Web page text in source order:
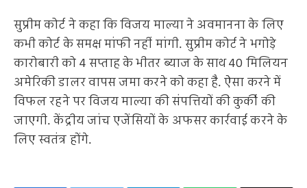
सुप्रीम कोर्ट ने कहा कि विजय माल्या ने अवमानना के लिए
कभी कोर्ट के समक्ष मांफी नहीं मांगी. सुप्रीम कोर्ट ने भगोड़े
कारोबारी को 4 सप्ताह के भीतर ब्याज के साथ 40 मिलियन
अमेरिकी डालर वापस जमा करने को कहा है. ऐसा करने में
विफल रहने पर विजय माल्या की संपत्तियों की कुर्की की
जाएगी. केंद्रीय जांच एजेंसियों के अफसर कार्रवाई करने के
लिए स्वतंत्र होंगे.